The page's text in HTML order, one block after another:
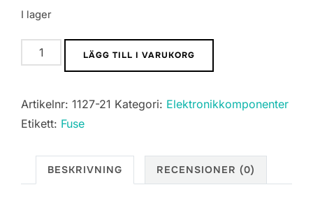
I lager
Glassäkringssortiment
5x20
20A
mängd
LÄGG TILL I VARUKORG
Artikelnr: 1127-21 Kategori: Elektronikkomponenter
Etikett: Fuse
BESKRIVNING RECENSIONER (0)